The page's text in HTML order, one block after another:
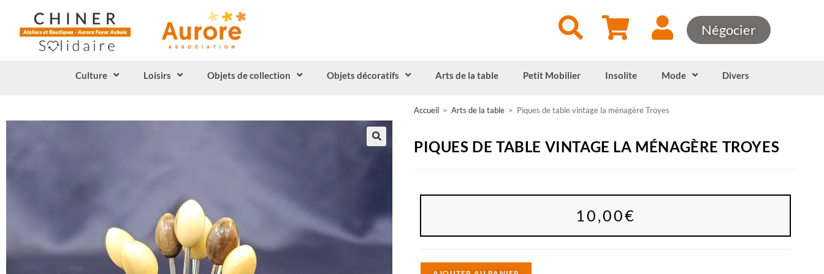
Négocier
Culture Loisirs Objets de collection Objets décoratifs Arts de la table Petit Mobilier Insolite Mode Divers
Accueil > Arts de la table > Piques de table vintage la ménagère Troyes
PIQUES DE TABLE VINTAGE LA MÉNAGÈRE TROYES
10,00€